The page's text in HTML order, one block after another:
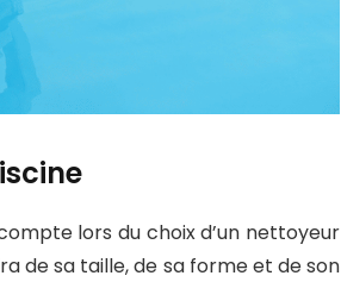
lors du choix d’un nettoyeur
de sa taille, de sa forme et de son